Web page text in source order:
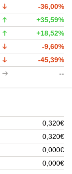
-36,00%
+35,59%
+18,52%
-9,60%
-45,39%
--
0,320€
0,320€
0,000€
0,000€